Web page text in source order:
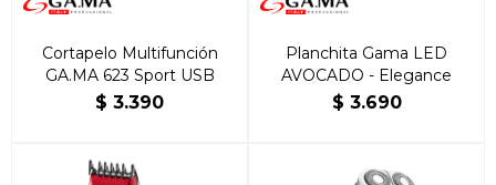
Cortapelo Multifunción
GA.MA 623 Sport USB
$ 3.390
Planchita Gama LED
AVOCADO - Elegance
$ 3.690